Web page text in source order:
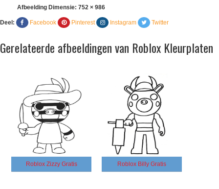
Afbeelding Dimensie: 752 × 986
Deel: Facebook Pinterest Instagram Twitter
Gerelateerde afbeeldingen van Roblox Kleurplaten
Roblox Zizzy Gratis Roblox Billy Gratis